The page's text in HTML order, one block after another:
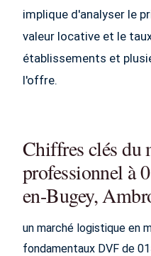
implique d'analyser le
valeur locative et le
établissements et
l'offre.
Chiffres clés du
professionnel à
en-Bugey,
un marché logistique en
fondamentaux DVF de